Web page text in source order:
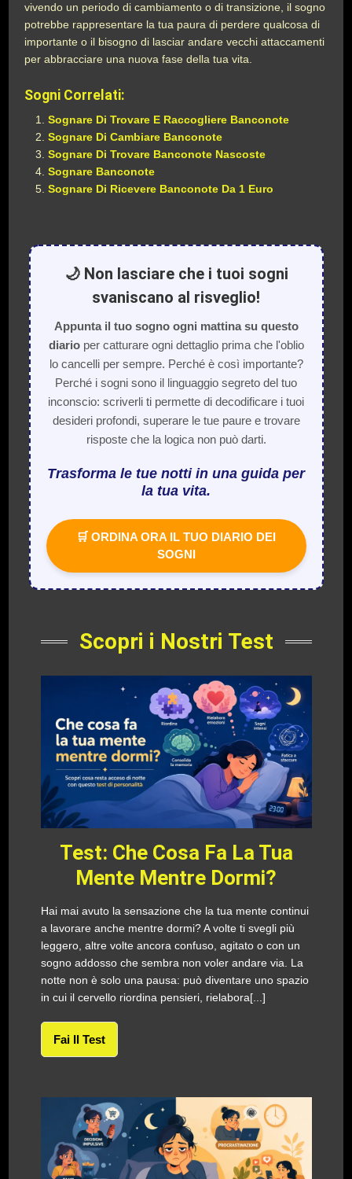
vivendo un periodo di cambiamento o di transizione, il sogno
potrebbe rappresentare la tua paura di perdere qualcosa di
importante o il bisogno di lasciar andare vecchi attaccamenti
per abbracciare una nuova fase della tua vita.
Sogni Correlati:
Sognare Di Trovare E Raccogliere Banconote
Sognare Di Cambiare Banconote
Sognare Di Trovare Banconote Nascoste
Sognare Banconote
Sognare Di Ricevere Banconote Da 1 Euro
🌙 Non lasciare che i tuoi sogni
svaniscano al risveglio!
Appunta il tuo sogno ogni mattina su questo
diarioper catturare ogni dettaglio prima che l'oblio
lo cancelli per sempre. Perché è così importante?
Perché i sogni sono il linguaggio segreto del tuo
inconscio: scriverli ti permette di decodificare i tuoi
desideri profondi, superare le tue paure e trovare
risposte che la logica non può darti.
Trasforma le tue notti in una guida per
la tua vita.
🛒 ORDINA ORA IL TUO DIARIO DEI
SOGNI
Scopri i Nostri Test
Test: Che Cosa Fa La Tua
Mente Mentre Dormi?
Hai mai avuto la sensazione che la tua mente continui
a lavorare anche mentre dormi? A volte ti svegli più
leggero, altre volte ancora confuso, agitato o con un
sogno addosso che sembra non voler andare via. La
notte non è solo una pausa: può diventare uno spazio
in cui il cervello riordina pensieri, rielabora[...]
Fai Il Test